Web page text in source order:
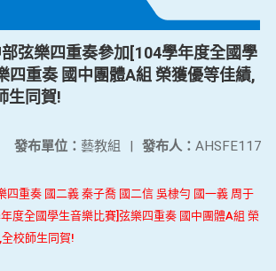
弦樂四重奏參加[104學年度全國學
四重奏 國中團體A組 榮獲優等佳績,
生同賀!
發布人： AHSFE117
發布單位： 藝教組 |
四重奏 國二義 秦子喬 國二信 吳棣勻 國一義 周于
度全國學生音樂比賽]弦樂四重奏 國中團體A組 榮
校師生同賀!